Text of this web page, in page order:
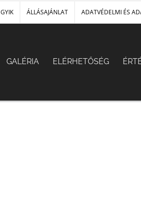
GYIK ÁLLÁSAJÁNLAT ADATVÉDELMI ÉS
GALÉRIA ELÉRHETŐSÉG